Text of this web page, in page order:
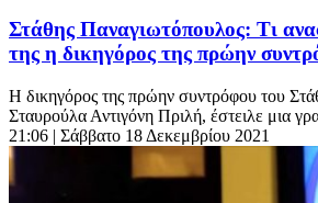
Στάθης Παναγιωτόπουλος: Τι
της η δικηγόρος της πρώην
Η δικηγόρος της πρώην συντρόφου του
Σταυρούλα Αντιγόνη Πριλή, έστειλε μια
21:06 | Σάββατο 18 Δεκεμβρίου 2021